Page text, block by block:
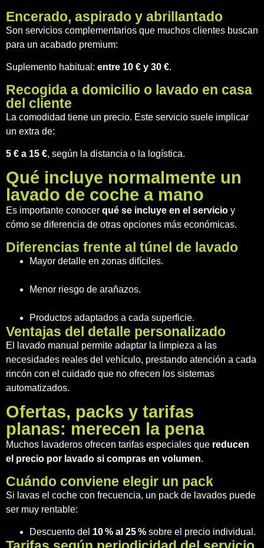
Encerado, aspirado y abrillantado
Son servicios complementarios que muchos clientes buscan
para un acabado premium:
Suplemento habitual: entre 10 € y 30 €.
Recogida a domicilio o lavado en casa
del cliente
La comodidad tiene un precio. Este servicio suele implicar
un extra de:
5 € a 15 €, según la distancia o la logística.
Qué incluye normalmente un
lavado de coche a mano
Es importante conocer qué se incluye en el servicio y
cómo se diferencia de otras opciones más económicas.
Diferencias frente al túnel de lavado
Mayor detalle en zonas difíciles.
Menor riesgo de arañazos.
Productos adaptados a cada superficie.
Ventajas del detalle personalizado
El lavado manual permite adaptar la limpieza a las
necesidades reales del vehículo, prestando atención a cada
rincón con el cuidado que no ofrecen los sistemas
automatizados.
Ofertas, packs y tarifas
planas: merecen la pena
Muchos lavaderos ofrecen tarifas especiales que reducen
el precio por lavado si compras en volumen.
Cuándo conviene elegir un pack
Si lavas el coche con frecuencia, un pack de lavados puede
ser muy rentable:
Descuento del 10 % al 25 % sobre el precio individual.